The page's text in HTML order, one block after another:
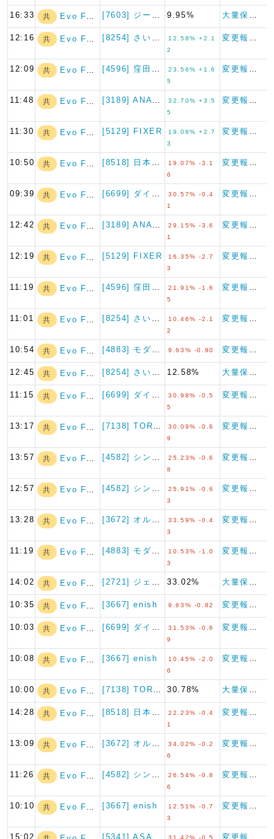
16:33 共 Evo Fund 9.95%
12:16 共 Evo Fund
12.58% +2.1
2
12:09 共 Evo Fund
23.56% +1.6
5
11:48 共 Evo Fund
32.70% +3.5
5
11:30 共 Evo Fund [5129] FIXER
19.08% +2.7
3
10:50 共 Evo Fund
19.07% -3.1
6
09:39 共 Evo Fund
30.57% -0.4
1
12:42 共 Evo Fund
29.15% -3.6
1
12:19 共 Evo Fund [5129] FIXER
16.35% -2.7
3
11:19 共 Evo Fund
21.91% -1.6
5
11:01 共 Evo Fund
10.46% -2.1
2
10:54 共 Evo Fund 9.63% -0.90
12:45 共 Evo Fund 12.58%
11:15 共 Evo Fund
30.98% -0.5
5
13:17 共 Evo Fund
30.09% -0.6
9
13:57 共 Evo Fund
25.23% -0.6
8
12:57 共 Evo Fund
25.91% -0.6
3
13:28 共 Evo Fund
33.59% -0.4
3
11:19 共 Evo Fund
10.53% -1.0
3
14:02 共 Evo Fund 33.02%
10:35 共 Evo Fund [3667] enish 9.63% -0.82
10:03 共 Evo Fund
31.53% -0.6
9
10:08 共 Evo Fund [3667] enish
10.45% -2.0
6
10:00 共 Evo Fund 30.78%
14:28 共 Evo Fund
22.23% -0.4
1
13:09 共 Evo Fund
34.02% -0.2
6
11:26 共 Evo Fund
26.54% -0.8
6
10:10 共 Evo Fund [3667] enish
12.51% -0.7
3
15:02 31.42% -0.5